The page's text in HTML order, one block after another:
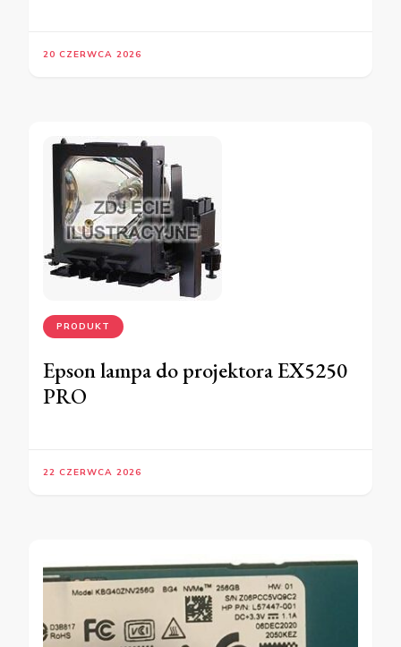
20 CZERWCA 2026
PRODUKT
Epson lampa do projektora EX5250
PRO
22 CZERWCA 2026